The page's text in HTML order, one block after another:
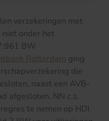
verzekeringen met
niet onder het
BW
Rotterdam ging
die
naast een AVB-
afgesloten. NN c.s.
te nemen op HDI